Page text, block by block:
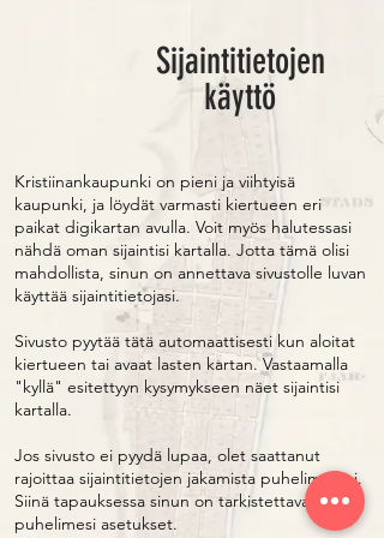
Sijaintitietojen
käyttö
Kristiinankaupunki on pieni ja viihtyisä
kaupunki, ja löydät varmasti kiertueen eri
paikat digikartan avulla. Voit myös halutessasi
nähdä oman sijaintisi kartalla. Jotta tämä olisi
mahdollista, sinun on annettava sivustolle luvan
käyttää sijaintitietojasi.
Sivusto pyytää tätä automaattisesti kun aloitat
kiertueen tai avaat lasten kartan. Vastaamalla
"kyllä" esitettyyn kysymykseen näet sijaintisi
kartalla.
Jos sivusto ei pyydä lupaa, olet saattanut
rajoittaa sijaintitietojen jakamista puhelimellasi.
Siinä tapauksessa sinun on tarkistettava
puhelimesi asetukset.